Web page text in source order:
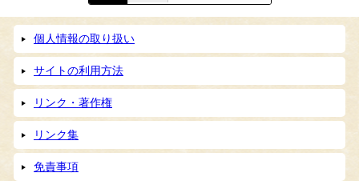
個人情報の取り扱い
サイトの利用方法
リンク・著作権
リンク集
免責事項